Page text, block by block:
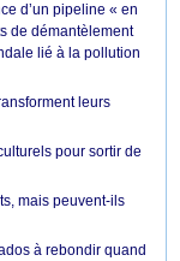
d’un pipeline « en
de démantèlement
lié à la pollution
leurs
pour sortir de
mais peuvent-ils
à rebondir quand